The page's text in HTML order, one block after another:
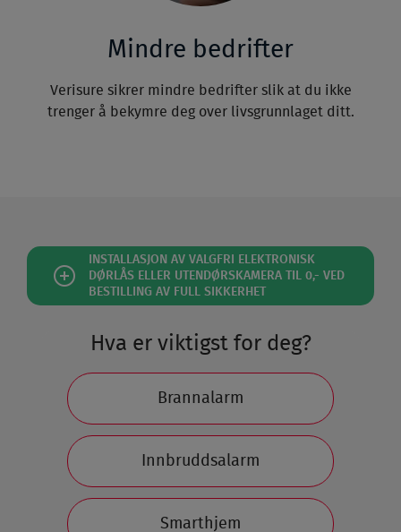
Mindre bedrifter
Verisure sikrer mindre bedrifter slik at du ikke
trenger å bekymre deg over livsgrunnlaget ditt.
INSTALLASJON AV VALGFRI ELEKTRONISK
DØRLÅS ELLER UTENDØRSKAMERA TIL 0,- VED
BESTILLING AV FULL SIKKERHET
Hva er viktigst for deg?
Brannalarm
Innbruddsalarm
Smarthjem